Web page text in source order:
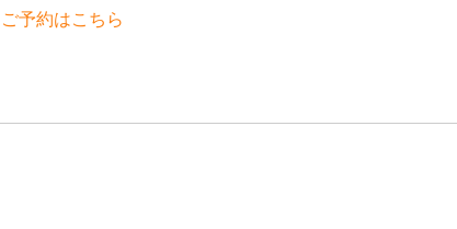
ご予約はこちら